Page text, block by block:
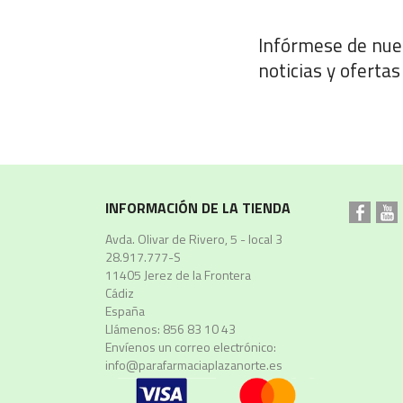
Infórmese de
noticias y
INFORMACIÓN DE LA TIENDA
Avda. Olivar de Rivero, 5 - local 3
28.917.777-S
11405 Jerez de la Frontera
Cádiz
España
Llámenos: 856 83 10 43
Envíenos un correo electrónico:
info@parafarmaciaplazanorte.es